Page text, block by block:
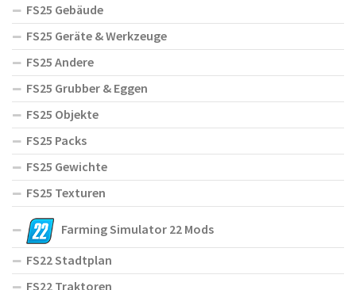
FS25 Gebäude
FS25 Geräte & Werkzeuge
FS25 Andere
FS25 Grubber & Eggen
FS25 Objekte
FS25 Packs
FS25 Gewichte
FS25 Texturen
Farming Simulator 22 Mods
FS22 Stadtplan
FS22 Traktoren